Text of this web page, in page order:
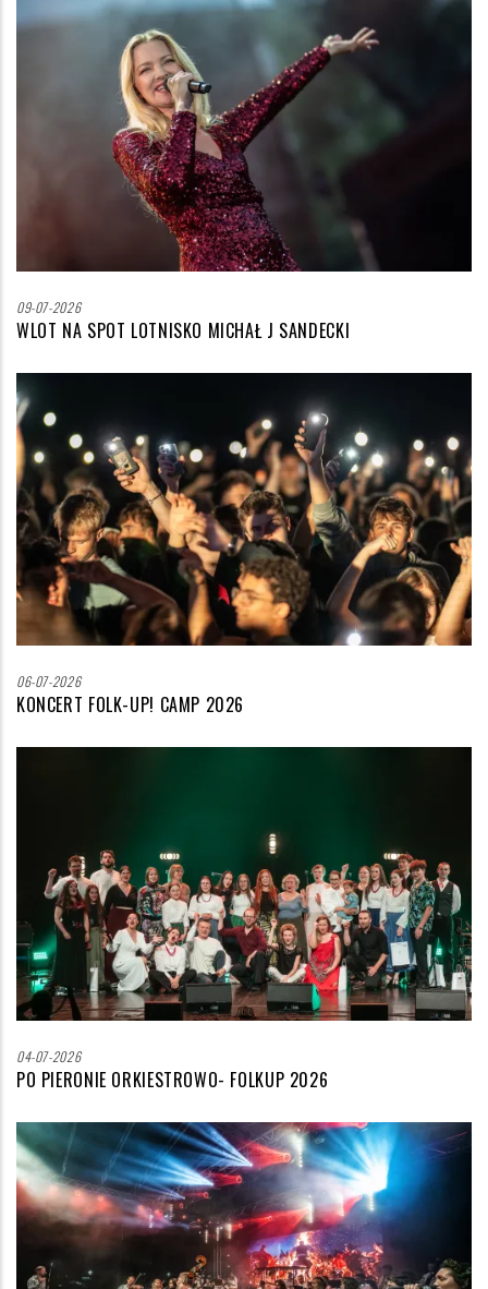
wyróżniające
09-07-2026
WLOT NA SPOT LOTNISKO MICHAŁ J SANDECKI
Zdjęcie
wyróżniające
06-07-2026
KONCERT FOLK-UP! CAMP 2026
04-07-2026
PO PIERONIE ORKIESTROWO- FOLKUP 2026
Zdjęcie
wyróżniające